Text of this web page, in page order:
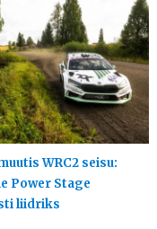
WRC2 seisu:
Power Stage
liidriks